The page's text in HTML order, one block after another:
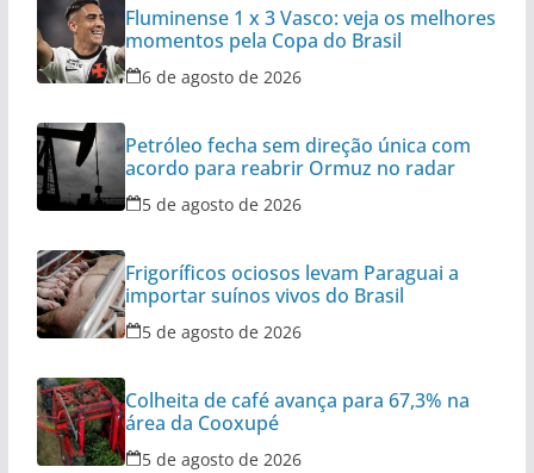
Fluminense 1 x 3 Vasco: veja os melhores
momentos pela Copa do Brasil
6 de agosto de 2026
Petróleo fecha sem direção única com
acordo para reabrir Ormuz no radar
5 de agosto de 2026
Frigoríficos ociosos levam Paraguai a
importar suínos vivos do Brasil
5 de agosto de 2026
Colheita de café avança para 67,3% na
área da Cooxupé
5 de agosto de 2026